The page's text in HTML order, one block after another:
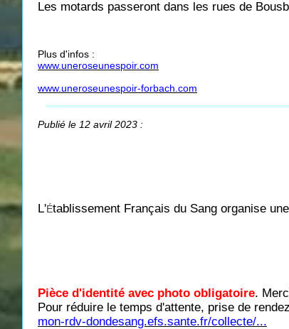
Les motards passeront dans les rues de
Plus d'infos :
www.uneroseunespoir.com
www.uneroseunespoir-forbach.com
Publié le 12 avril 2023 :
L'Établissement Français du Sang organise
Pièce d'identité avec photo obligatoire.
Pour réduire le temps d'attente, prise de
mon-rdv-dondesang.efs.sante.fr/collecte/...